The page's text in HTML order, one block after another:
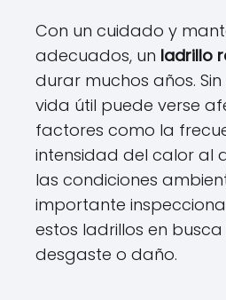
Con un cuidado y
adecuados, un ladrillo
durar muchos años.
vida útil puede verse
factores como la
intensidad del calor al
las condiciones
importante
estos ladrillos en
desgaste o daño.